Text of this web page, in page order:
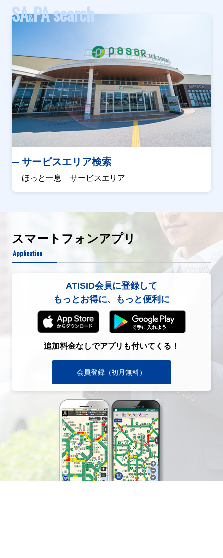
SA&PA search
サービスエリア検索
ほっと一息 サービスエリア
スマートフォンアプリ
Application
ATISID会員に登録して
もっとお得に、もっと便利に
追加料金なしでアプリも付いてくる！
会員登録（初月無料）